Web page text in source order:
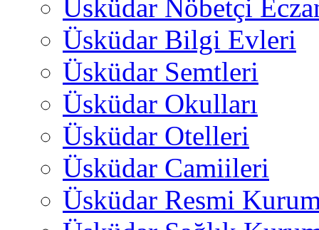
Üsküdar Nöbetçi
Üsküdar Bilgi Evleri
Üsküdar Semtleri
Üsküdar Okulları
Üsküdar Otelleri
Üsküdar Camiileri
Üsküdar Resmi